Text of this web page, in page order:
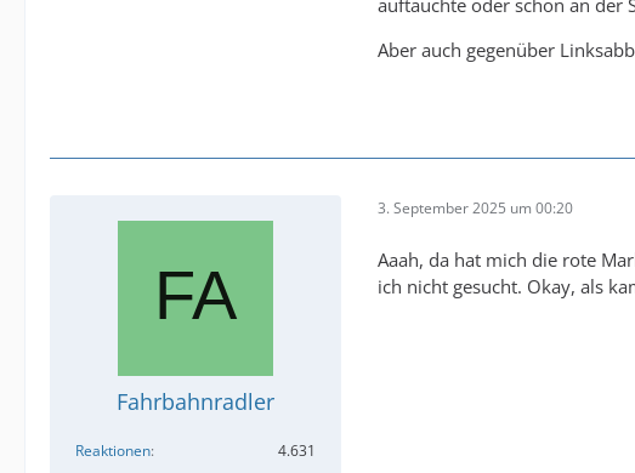
Aber auch gegenüber
Fahrbahnradler
Reaktionen
4.631
3. September 2025 um 00:20
Aaah, da hat mich die rote
ich nicht gesucht. Okay, als